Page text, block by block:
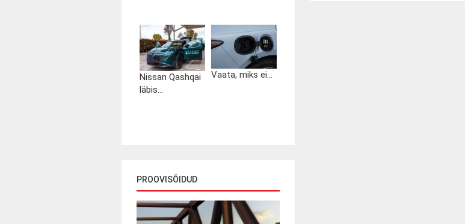
Nissan Qashqai
läbis...
Vaata, miks ei...
PROOVISÕIDUD